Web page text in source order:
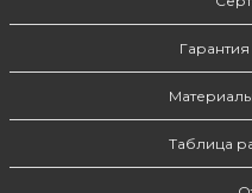
Таблица